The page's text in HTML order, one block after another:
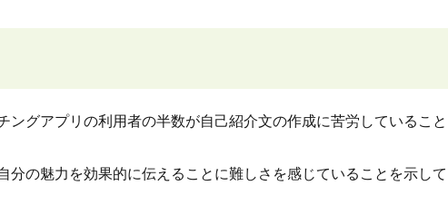
ングアプリの利用者の半数が自己紹介文の作成に苦労していること
分の魅力を効果的に伝えることに難しさを感じていることを示して